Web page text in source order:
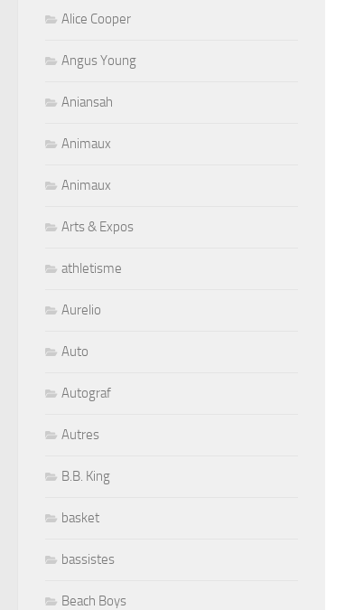
Alice Cooper
Angus Young
Aniansah
Animaux
Animaux
Arts & Expos
athletisme
Aurelio
Auto
Autograf
Autres
B.B. King
basket
bassistes
Beach Boys